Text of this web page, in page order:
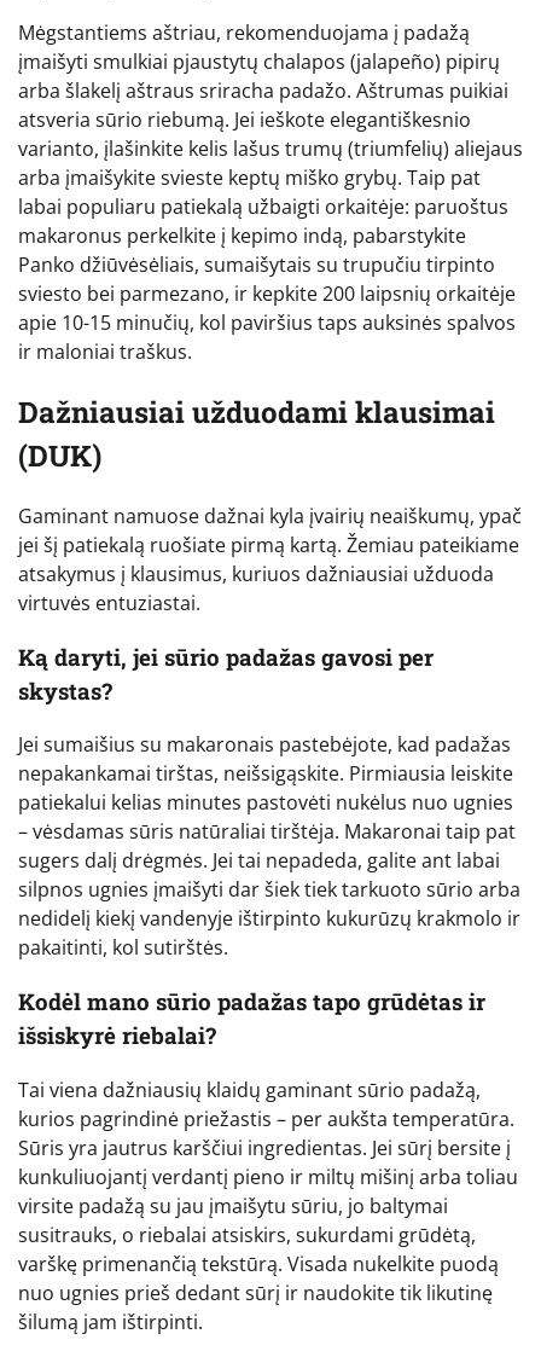
Mėgstantiems aštriau, rekomenduojama į padažą
įmaišyti smulkiai pjaustytų chalapos (jalapeño) pipirų
arba šlakelį aštraus sriracha padažo. Aštrumas puikiai
atsveria sūrio riebumą. Jei ieškote elegantiškesnio
varianto, įlašinkite kelis lašus trumų (triumfelių) aliejaus
arba įmaišykite svieste keptų miško grybų. Taip pat
labai populiaru patiekalą užbaigti orkaitėje: paruoštus
makaronus perkelkite į kepimo indą, pabarstykite
Panko džiūvėsėliais, sumaišytais su trupučiu tirpinto
sviesto bei parmezano, ir kepkite 200 laipsnių orkaitėje
apie 10-15 minučių, kol paviršius taps auksinės spalvos
ir maloniai traškus.
Dažniausiai užduodami klausimai
(DUK)
Gaminant namuose dažnai kyla įvairių neaiškumų, ypač
jei šį patiekalą ruošiate pirmą kartą. Žemiau pateikiame
atsakymus į klausimus, kuriuos dažniausiai užduoda
virtuvės entuziastai.
Ką daryti, jei sūrio padažas gavosi per
skystas?
Jei sumaišius su makaronais pastebėjote, kad padažas
nepakankamai tirštas, neišsigąskite. Pirmiausia leiskite
patiekalui kelias minutes pastovėti nukėlus nuo ugnies
– vėsdamas sūris natūraliai tirštėja. Makaronai taip pat
sugers dalį drėgmės. Jei tai nepadeda, galite ant labai
silpnos ugnies įmaišyti dar šiek tiek tarkuoto sūrio arba
nedidelį kiekį vandenyje ištirpinto kukurūzų krakmolo ir
pakaitinti, kol sutirštės.
Kodėl mano sūrio padažas tapo grūdėtas ir
išsiskyrė riebalai?
Tai viena dažniausių klaidų gaminant sūrio padažą,
kurios pagrindinė priežastis – per aukšta temperatūra.
Sūris yra jautrus karščiui ingredientas. Jei sūrį bersite į
kunkuliuojantį verdantį pieno ir miltų mišinį arba toliau
virsite padažą su jau įmaišytu sūriu, jo baltymai
susitrauks, o riebalai atsiskirs, sukurdami grūdėtą,
varškę primenančią tekstūrą. Visada nukelkite puodą
nuo ugnies prieš dedant sūrį ir naudokite tik likutinę
šilumą jam ištirpinti.